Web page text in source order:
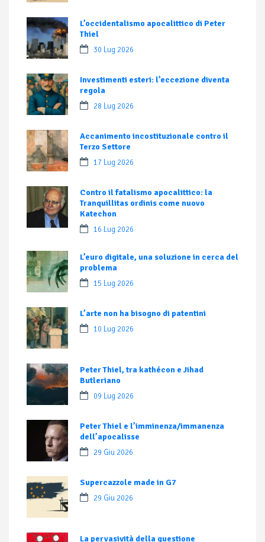
L’occidentalismo apocalittico di Peter
Thiel
30 Lug 2026
Investimenti esteri: l’eccezione diventa
regola
28 Lug 2026
Accanimento incostituzionale contro il
Terzo Settore
17 Lug 2026
Contro il fatalismo apocalittico: la
Tranquillitas ordinis come nuovo
Katechon
16 Lug 2026
L’euro digitale, una soluzione in cerca del
problema
15 Lug 2026
L’arte non ha bisogno di patentini
10 Lug 2026
Peter Thiel, tra kathécon e Jihad
Butleriano
09 Lug 2026
Peter Thiel e l’imminenza/immanenza
dell’apocalisse
29 Giu 2026
Supercazzole made in G7
29 Giu 2026
La pervasività della questione